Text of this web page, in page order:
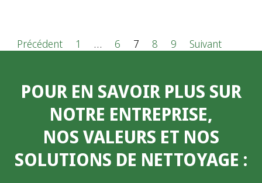
P
a
Précédent 1 … 6 7 8 9 Suivant
POUR EN SAVOIR PLUS SUR
NOTRE ENTREPRISE,
NOS VALEURS ET NOS
SOLUTIONS DE NETTOYAGE :